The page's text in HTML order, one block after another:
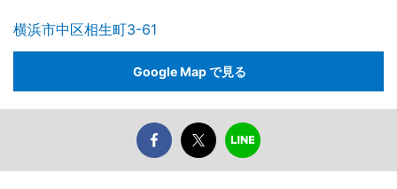
横浜市中区相生町3-61
Google Map で見る